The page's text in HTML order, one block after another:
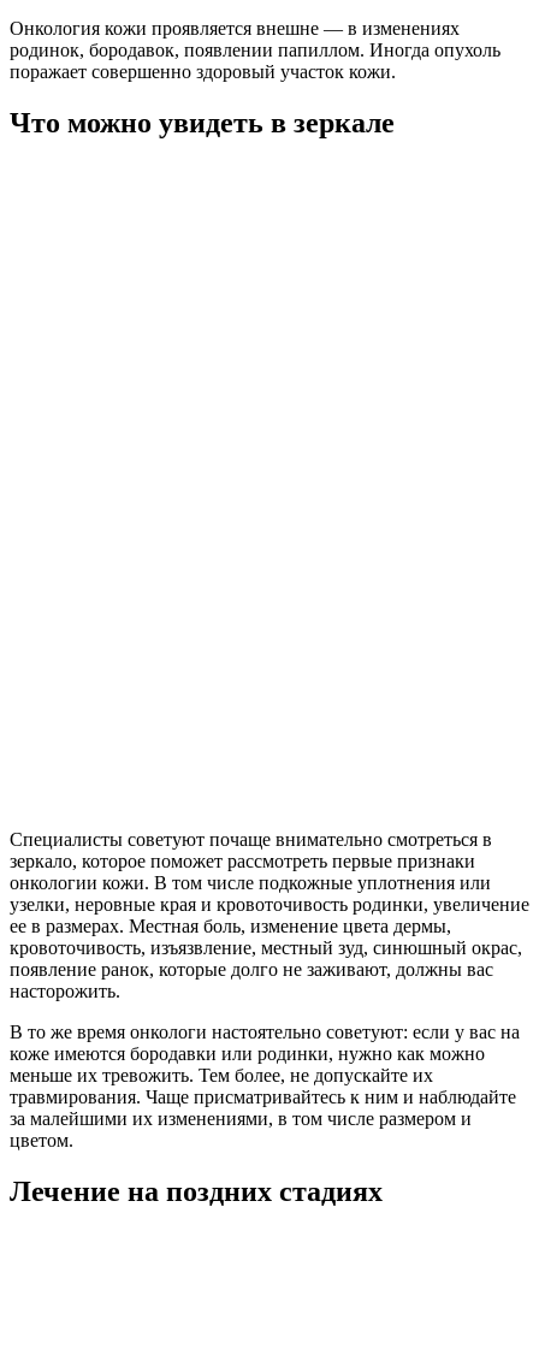
Онкология кожи проявляется внешне — в изменениях
родинок, бородавок, появлении папиллом. Иногда опухоль
поражает совершенно здоровый участок кожи.
Что можно увидеть в зеркале
Специалисты советуют почаще внимательно смотреться в
зеркало, которое поможет рассмотреть первые признаки
онкологии кожи. В том числе подкожные уплотнения или
узелки, неровные края и кровоточивость родинки, увеличение
ее в размерах. Местная боль, изменение цвета дермы,
кровоточивость, изъязвление, местный зуд, синюшный окрас,
появление ранок, которые долго не заживают, должны вас
насторожить.
В то же время онкологи настоятельно советуют: если у вас на
коже имеются бородавки или родинки, нужно как можно
меньше их тревожить. Тем более, не допускайте их
травмирования. Чаще присматривайтесь к ним и наблюдайте
за малейшими их изменениями, в том числе размером и
цветом.
Лечение на поздних стадиях